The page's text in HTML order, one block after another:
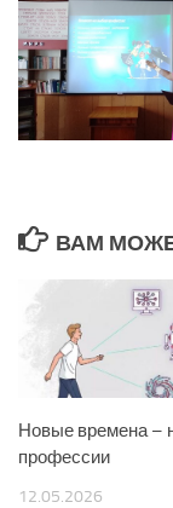
ВАМ
Новые времена –
профессии
12.05.2026